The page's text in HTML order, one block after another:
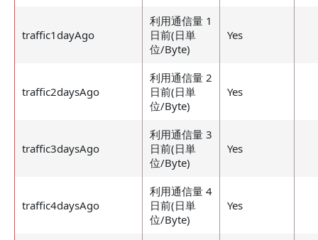
traffic1dayAgo
利用通信量 1
日前(日単
位/Byte)
Yes
traffic2daysAgo
利用通信量 2
日前(日単
位/Byte)
Yes
traffic3daysAgo
利用通信量 3
日前(日単
位/Byte)
Yes
traffic4daysAgo
利用通信量 4
日前(日単
位/Byte)
Yes